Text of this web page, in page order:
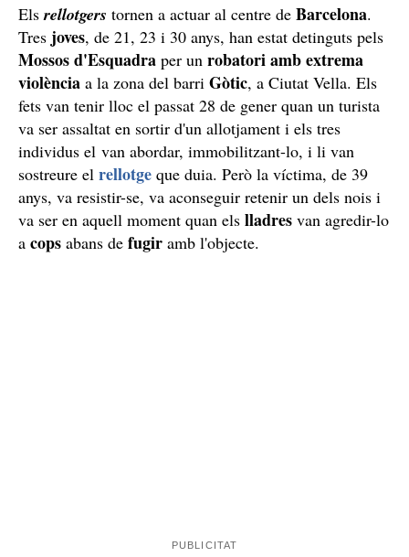
Elsrellotgers tornen a actuar al centre de Barcelona.
Tres joves, de 21, 23 i 30 anys, han estat detinguts pels
Mossos d'Esquadra per un robatori amb extrema
violència a la zona del barri Gòtic, a Ciutat Vella. Els
fets van tenir lloc el passat 28 de gener quan un turista
va ser assaltat en sortir d'un allotjament i els tres
individus el van abordar, immobilitzant-lo, i li van
sostreure el rellotge que duia. Però la víctima, de 39
anys, va resistir-se, va aconseguir retenir un dels nois i
va ser en aquell moment quan els lladres van agredir-lo
a cops abans de fugir amb l'objecte.